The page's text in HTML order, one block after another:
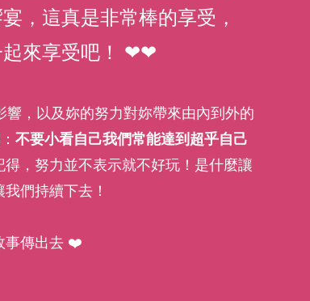
，這真是非常棒的享受，
起來享受吧！ ❤❤
，以及妳的努力對妳帶來由內到外的
不要小看自己我們常能達到超乎自己
得，努力並不表示就不好玩！是什麼讓
們持續下去！
事傳出去 ❤️